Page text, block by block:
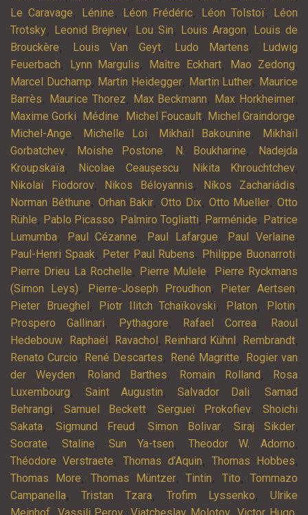
Le Caravage, Lénine, Léon Frédéric, Léon Tolstoï,
Léon
Trotsky, Leonid Brejnev, Lou Sin, Louis Aragon, Louis de
Brouckère, Louis Van Geyt, Ludo Martens,
Ludwig
Feuerbach, Lynn Margulis, Maître Eckhart, Mao Zedong,
Marcel Duchamp, Martin Heidegger, Martin Luther, Maurice
Barrès, Maurice Thorez, Max Beckmann, Max Horkheimer,
Maxime Gorki, Médine, Michel Foucault, Michel Graindorge,
Michel-Ange, Michelle Loi, Mikhaïl Bakounine,
Mikhaïl
Gorbatchev, Moishe Postone, N. Boukharine,
Nadejda
Kroupskaïa, Nicolae Ceaușescu, Nikita Khrouchtchev,
Nikolaï Fiodorov, Nikos Béloyannis, Níkos Zachariádis,
Norman Béthune, Orhan Bakir, Otto Dix, Otto Mueller, Otto
Rühle, Pablo Picasso, Palmiro Togliatti, Parménide, Patrice
Lumumba, Paul Cézanne, Paul Lafargue, Paul Verlaine,
Paul-Henri Spaak, Peter Paul Rubens, Philippe Buonarroti,
Pierre Drieu La Rochelle, Pierre Mulele,
Pierre Ryckmans
(Simon Leys), Pierre-Joseph Proudhon, Pieter Aertsen,
Pieter Brueghel , Piotr Ilitch Tchaïkovski, Platon, Plotin,
Prospero Gallinari, Pythagore, Rafael Correa,
Raoul
Hedebouw, Raphaël , Ravachol , Reinhard Kühnl , Rembrandt,
Renato Curcio, René Descartes, René Magritte, Rogier van
der Weyden, Roland Barthes, Romain Rolland ,
Rosa
Luxembourg, Saint Augustin,Salvador Dali,Samad
Behrangi,Samuel Beckett,Sergueï Prokofiev,Shoichi
Sakata, Sigmund Freud , Simon Bolivar, Siraj Sikder,
Socrate, Staline,Sun Ya-tsen, Theodor W. Adorno,
Théodore Verstraete, Thomas d’Aquin, Thomas Hobbes,
Thomas More, Thomas Müntzer, Tintin, Tito, Tommazo
Campanella, Tristan Tzara,Trofim Lyssenko,Ulrike